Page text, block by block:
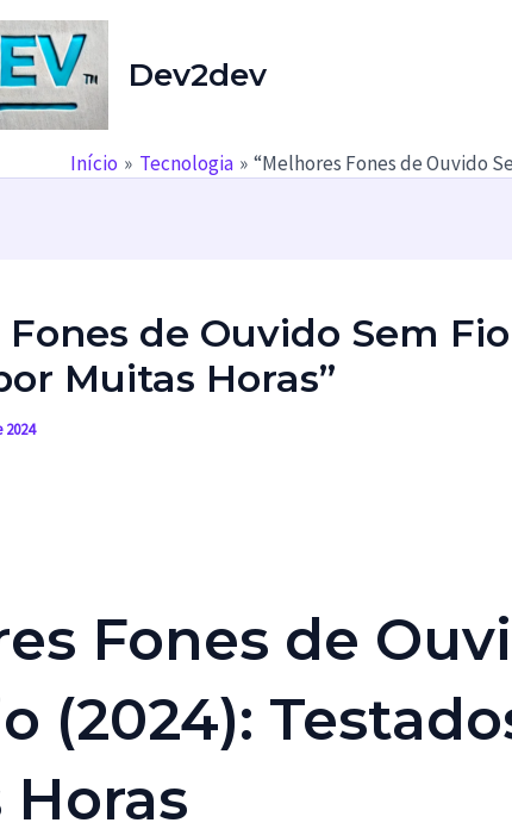
Dev2dev
Início Tecnologia “Melhores Fones de Ouvido
Fones de Ouvido Sem
Muitas Horas”
Fones de
(2024):